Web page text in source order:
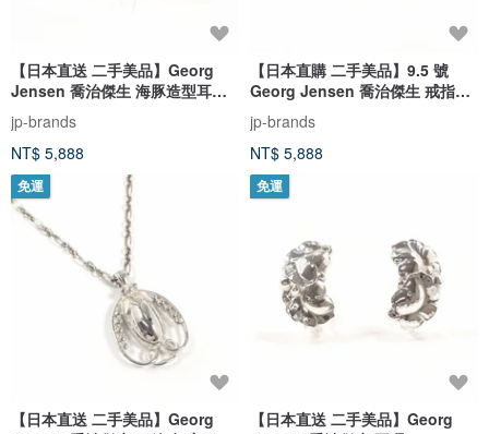
【日本直送 二手美品】Georg
Jensen 喬治傑生 海豚造型耳環
Arne Malinowski 129 銀 925
jp-brands
NT$ 5,888
【日本直購 二手美品】9.5 號
Georg Jensen 喬治傑生 戒指
Agnes Norskov-Lorentzen
(Agnes Dinesen) 型號 410 銀
925 古董
jp-brands
NT$ 5,888
免運
【日本直送 二手美品】Georg
免運
【日本直送 二手美品】Georg